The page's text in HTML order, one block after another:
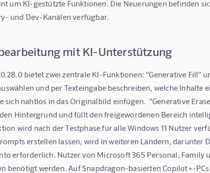
um KI-gestützte Funktionen. Die Neuerungen befinden
und Dev-Kanälen verfügbar.
mit KI-Unterstützung
bietet zwei zentrale KI-Funktionen: "Generative Fill"
und per Texteingabe beschreiben, welche Inhalte
sich nahtlos in das Originalbild einfügen.  "Generative
Hintergrund und füllt den freigewordenen Bereich
wird nach der Testphase für alle Windows 11 Nutzer
erstellen lassen, wird in weiteren Ländern, darunter
erforderlich. Nutzer von Microsoft 365 Personal, Family
benötigt werden. Auf Snapdragon-basierten Copilot+-